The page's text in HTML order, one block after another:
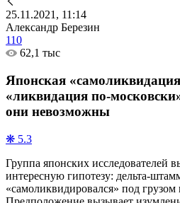
25.11.2021, 11:14
Александр Березин
110
62,1 тыс
Японская
«ликвидация по-
они невозможны
❋ 5.3
Группа японских исследователей
интересную гипотезу: дельта-
«самоликвидировался» под